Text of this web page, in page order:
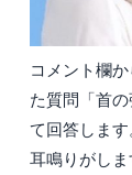
コメント欄
た質問「首
て回答しま
耳鳴りがし